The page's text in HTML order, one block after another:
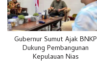
Gubernur Sumut Ajak BNKP
Dukung Pembangunan
Kepulauan Nias